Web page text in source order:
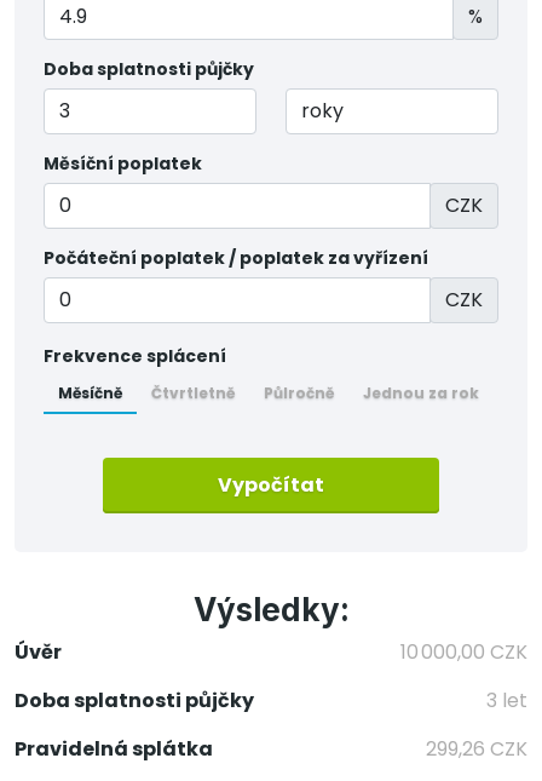
%
Doba splatnosti půjčky
Měsíční poplatek
CZK
Počáteční poplatek / poplatek za vyřízení
CZK
Frekvence splácení
Měsíčně Čtvrtletně Půlročně Jednou za rok
Vypočítat
Výsledky:
Úvěr
10 000,00 CZK
Doba splatnosti půjčky
3 let
Pravidelná splátka
299,26 CZK